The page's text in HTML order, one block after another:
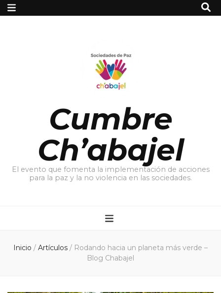
Cumbre
Ch’abajel
El evento que fomenta la implementación de acciones
para la paz y la no violencia en las sociedades.
Inicio / Artículos / Rodando hacia un planeta más verde –
Blog Chabajel